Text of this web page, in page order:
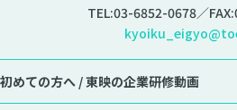
TEL:03-6852-0678／
初めての方へ /東映の企業研修動画